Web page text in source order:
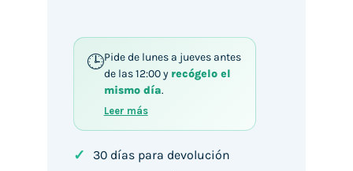
Pide de lunes a jueves antes
de las 12:00 y recógelo el
mismo día.
Leer más
✓ 30 días para devolución